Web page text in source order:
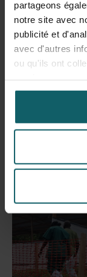
partageons
notre site avec
publicité et
avec d'autres
ou qu'ils ont
Les chercheurs
mesurant le taux
traitement. Si
ensuite être